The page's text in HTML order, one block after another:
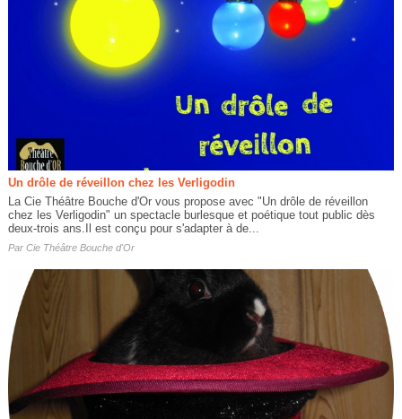
Un drôle de réveillon chez les Verligodin
La Cie Théâtre Bouche d'Or vous propose avec "Un drôle de réveillon
chez les Verligodin" un spectacle burlesque et poétique tout public dès
deux-trois ans.Il est conçu pour s'adapter à de...
Par Cie Théâtre Bouche d'Or